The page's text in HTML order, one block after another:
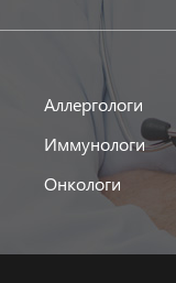
Аллергологи
Иммунологи
Онкологи